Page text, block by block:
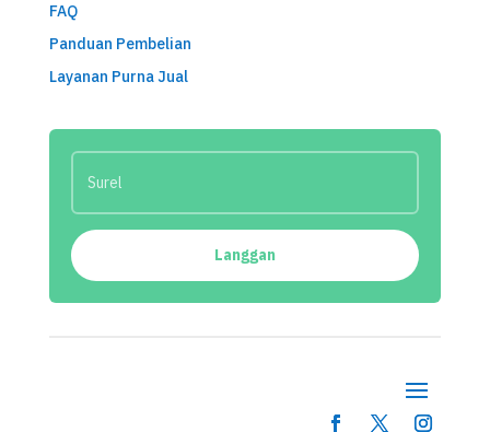
FAQ
Panduan Pembelian
Layanan Purna Jual
Langgan